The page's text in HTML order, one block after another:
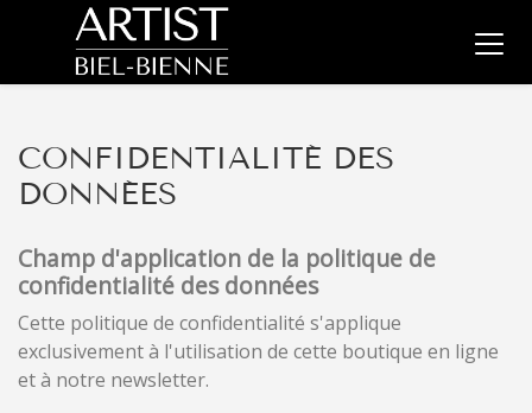
CONFIDENTIALITÉ DES
DONNÉES
Champ d'application de la politique de
confidentialité des données
Cette politique de confidentialité s'applique
exclusivement à l'utilisation de cette boutique en ligne
et à notre newsletter.